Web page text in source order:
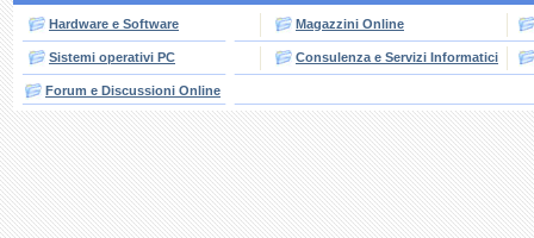
Hardware e Software Magazzini Online
Sistemi operativi PC Consulenza e Servizi Informatici
Forum e Discussioni Online